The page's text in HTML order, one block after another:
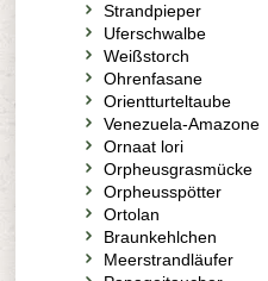
Strandpieper
Uferschwalbe
Weißstorch
Ohrenfasane
Orientturteltaube
Venezuela-Amazone
Ornaat lori
Orpheusgrasmücke
Orpheusspötter
Ortolan
Braunkehlchen
Meerstrandläufer